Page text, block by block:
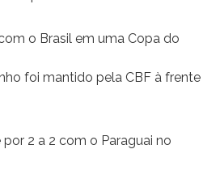
o Brasil em uma Copa do
foi mantido pela CBF à frente
2 a 2 com o Paraguai no